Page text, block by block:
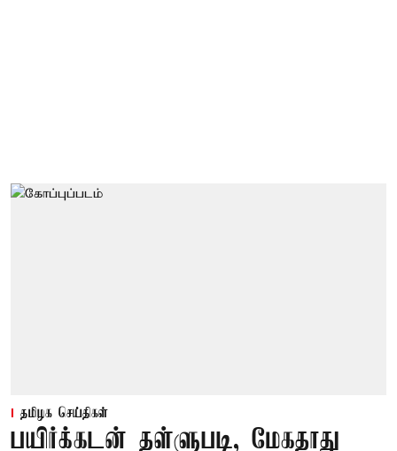
தமிழக செய்திகள்
பயிர்க்கடன் தள்ளுபடி, மேகதாது